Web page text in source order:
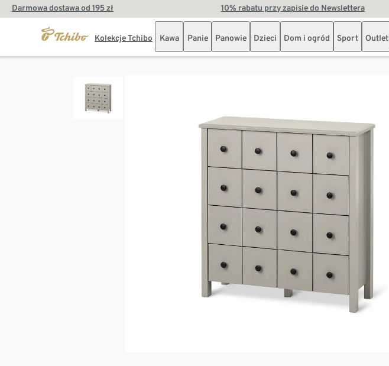
Darmowa dostawa od 195 zł 10% rabatu przy zapisie do Newslettera
Kolekcje Tchibo Kawa Panie Panowie Dzieci Dom i ogród Sport Outlet